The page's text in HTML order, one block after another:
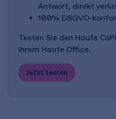
Antwort, direkt
100% DSGVO-
Testen Sie den Haufe
Ihrem Haufe Office.
Jetzt testen